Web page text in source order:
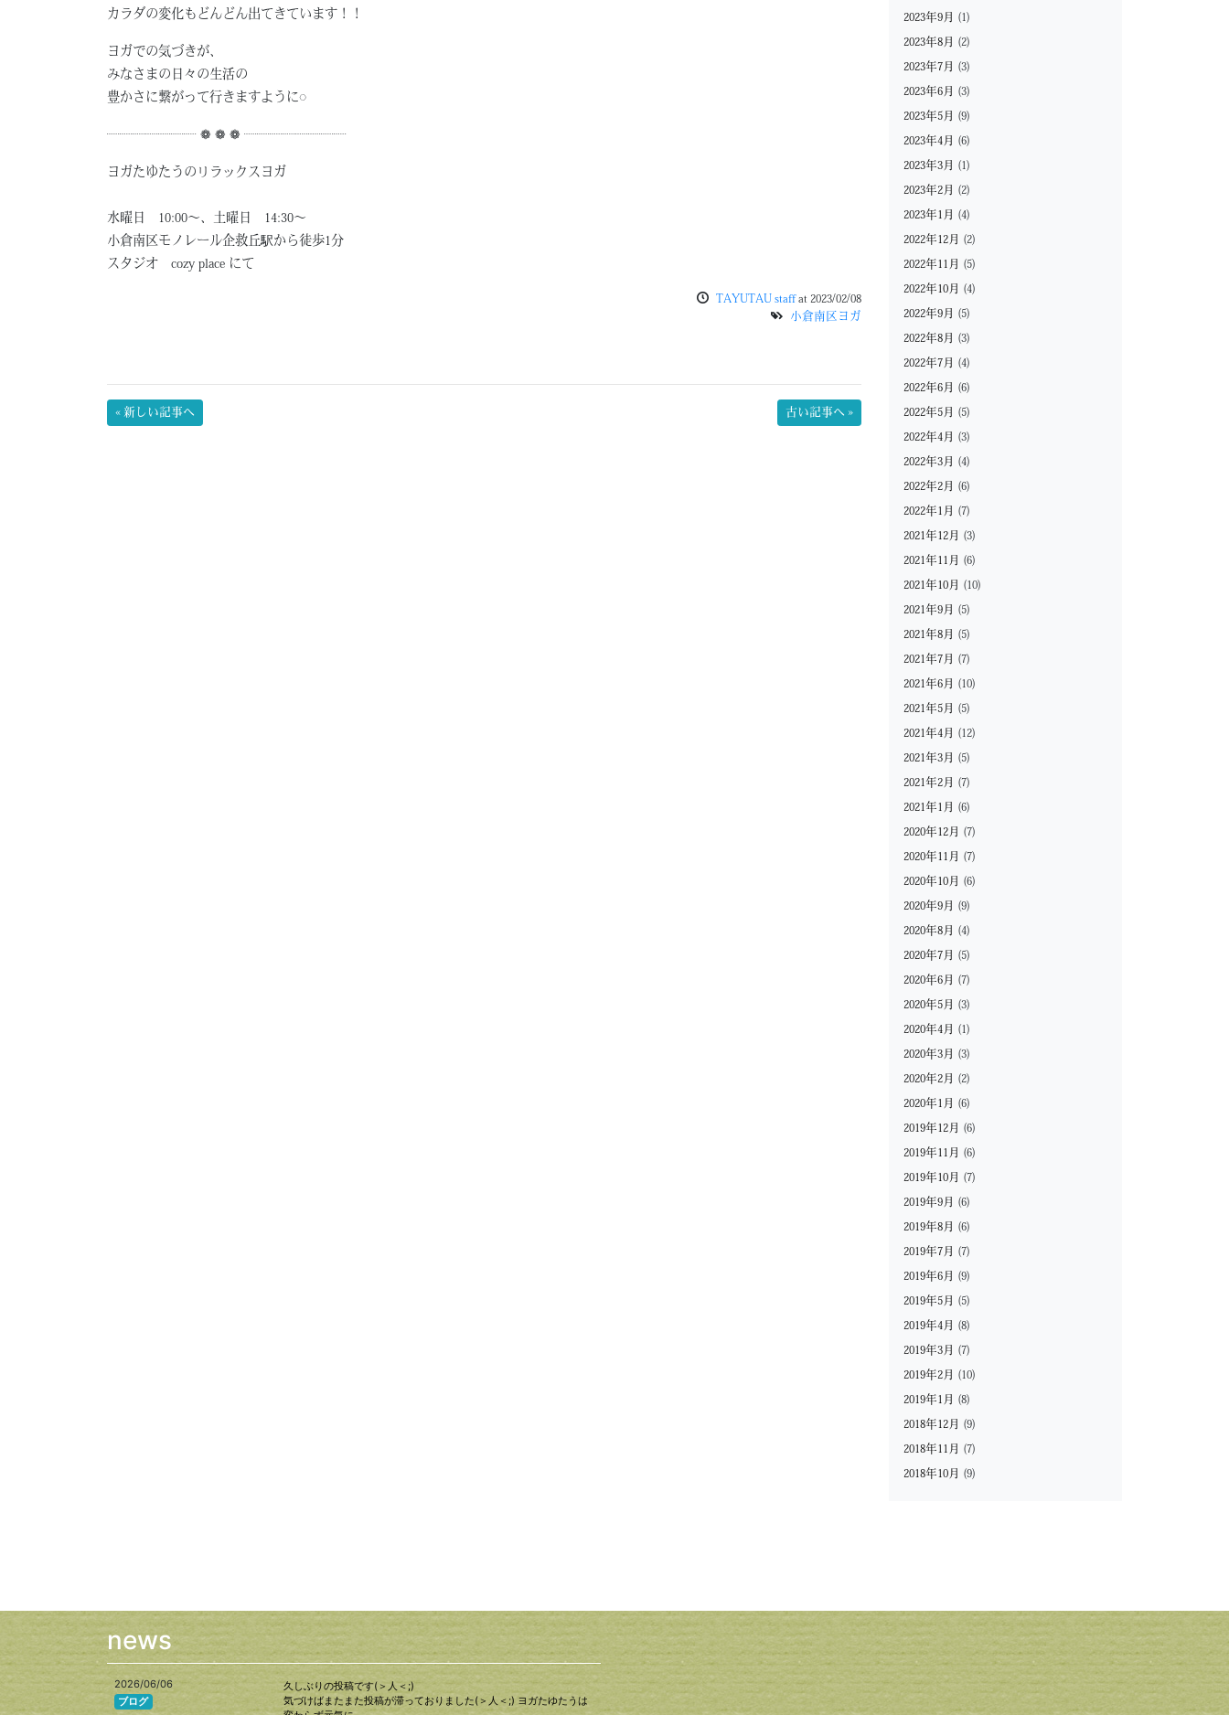
カラダの変化もどんどん出てきています！！
ヨガでの気づきが、
みなさまの日々の生活の
豊かさに繋がって行きますように◌
┈┈┈┈┈┈┈ ❁ ❁ ❁ ┈┈┈┈┈┈┈┈
ヨガたゆたうのリラックスヨガ
水曜日 10:00〜、土曜日 14:30〜
小倉南区モノレール企救丘駅から徒歩1分
スタジオ cozy place にて
TAYUTAU staffat 2023/02/08
小倉南区ヨガ
« 新しい記事へ 古い記事へ »
2023年9月 (1)
2023年8月 (2)
2023年7月 (3)
2023年6月 (3)
2023年5月 (9)
2023年4月 (6)
2023年3月 (1)
2023年2月 (2)
2023年1月 (4)
2022年12月 (2)
2022年11月 (5)
2022年10月 (4)
2022年9月 (5)
2022年8月 (3)
2022年7月 (4)
2022年6月 (6)
2022年5月 (5)
2022年4月 (3)
2022年3月 (4)
2022年2月 (6)
2022年1月 (7)
2021年12月 (3)
2021年11月 (6)
2021年10月 (10)
2021年9月 (5)
2021年8月 (5)
2021年7月 (7)
2021年6月 (10)
2021年5月 (5)
2021年4月 (12)
2021年3月 (5)
2021年2月 (7)
2021年1月 (6)
2020年12月 (7)
2020年11月 (7)
2020年10月 (6)
2020年9月 (9)
2020年8月 (4)
2020年7月 (5)
2020年6月 (7)
2020年5月 (3)
2020年4月 (1)
2020年3月 (3)
2020年2月 (2)
2020年1月 (6)
2019年12月 (6)
2019年11月 (6)
2019年10月 (7)
2019年9月 (6)
2019年8月 (6)
2019年7月 (7)
2019年6月 (9)
2019年5月 (5)
2019年4月 (8)
2019年3月 (7)
2019年2月 (10)
2019年1月 (8)
2018年12月 (9)
2018年11月 (7)
2018年10月 (9)
news
2026/06/06
ブログ
久しぶりの投稿です(＞人＜;)
気づけばまたまた投稿が滞っておりました(＞人＜;) ヨガたゆたうは